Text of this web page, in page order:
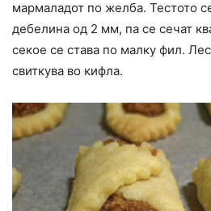
мармаладот по желба. Тестото
дебелина од 2 мм, па се сечат
секое се става по малку фил.
свиткува во кифла.